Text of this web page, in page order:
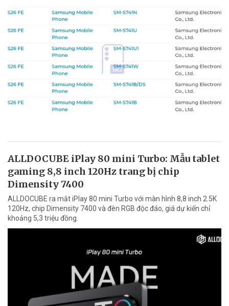
ALLDOCUBE iPlay 80 mini Turbo: Mẫu tablet
gaming 8,8 inch 120Hz trang bị chip
Dimensity 7400
ALLDOCUBE ra mắt iPlay 80 mini Turbo với màn hình 8,8 inch 2.5K
120Hz, chip Dimensity 7400 và đèn RGB độc đáo, giá dự kiến chỉ
khoảng 5,3 triệu đồng.